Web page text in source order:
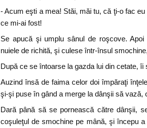
- Acum eşti a mea! Stăi, măi tu, că ţi-o fac
ce mi-ai fost!
Se apucă şi umplu sânul de roşcove.
nuiele de richită, şi culese într-însul
După ce se întoarse la gazda lui din cetate,
Auzind însă de faima celor doi împăraţi
şi-şi puse în gând a merge la dânşii să vază,
Dară până să se pornească către dânşii,
coşuleţul de smochine pe mână, şi începu